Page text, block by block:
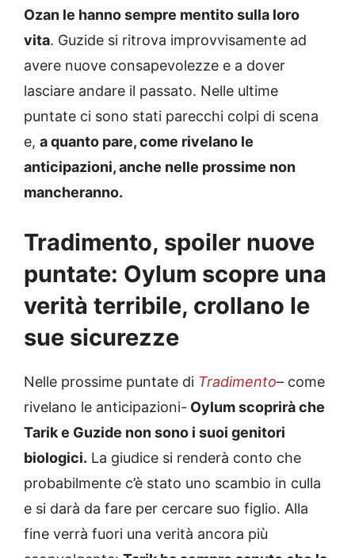
Ozan le hanno sempre mentito sulla loro
vita. Guzide si ritrova improvvisamente ad
avere nuove consapevolezze e a dover
lasciare andare il passato. Nelle ultime
puntate ci sono stati parecchi colpi di scena
e, a quanto pare, come rivelano le
anticipazioni, anche nelle prossime non
mancheranno.
Tradimento, spoiler nuove
puntate: Oylum scopre una
verità terribile, crollano le
sue sicurezze
Nelle prossime puntate di Tradimento– come
rivelano le anticipazioni- Oylum scoprirà che
Tarik e Guzide non sono i suoi genitori
biologici. La giudice si renderà conto che
probabilmente c’è stato uno scambio in culla
e si darà da fare per cercare suo figlio. Alla
fine verrà fuori una verità ancora più